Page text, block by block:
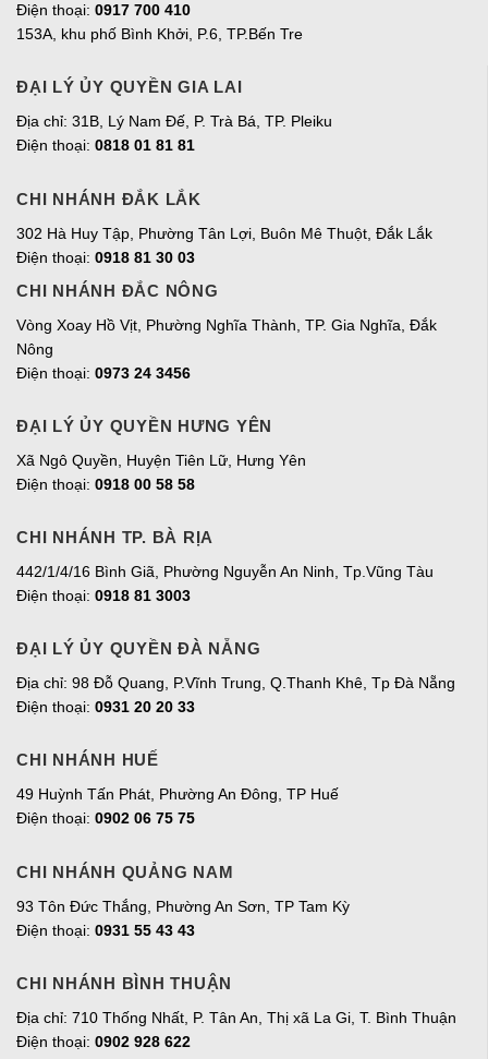
Điện thoại: 0917 700 410
153A, khu phố Bình Khởi, P.6, TP.Bến Tre
ĐẠI LÝ ỦY QUYỀN GIA LAI
Địa chỉ: 31B, Lý Nam Đế, P. Trà Bá, TP. Pleiku
Điện thoại: 0818 01 81 81
CHI NHÁNH ĐẮK LẮK
302 Hà Huy Tập, Phường Tân Lợi, Buôn Mê Thuột, Đắk Lắk
Điện thoại: 0918 81 30 03
CHI NHÁNH ĐẮC NÔNG
Vòng Xoay Hồ Vịt, Phường Nghĩa Thành, TP. Gia Nghĩa, Đắk
Nông
Điện thoại: 0973 24 3456
ĐẠI LÝ ỦY QUYỀN HƯNG YÊN
Xã Ngô Quyền, Huyện Tiên Lữ, Hưng Yên
Điện thoại: 0918 00 58 58
CHI NHÁNH TP. BÀ RỊA
442/1/4/16 Bình Giã, Phường Nguyễn An Ninh, Tp.Vũng Tàu
Điện thoại: 0918 81 3003
ĐẠI LÝ ỦY QUYỀN ĐÀ NẴNG
Địa chỉ: 98 Đỗ Quang, P.Vĩnh Trung, Q.Thanh Khê, Tp Đà Nẵng
Điện thoại: 0931 20 20 33
CHI NHÁNH HUẾ
49 Huỳnh Tấn Phát, Phường An Đông, TP Huế
Điện thoại: 0902 06 75 75
CHI NHÁNH QUẢNG NAM
93 Tôn Đức Thắng, Phường An Sơn, TP Tam Kỳ
Điện thoại: 0931 55 43 43
CHI NHÁNH BÌNH THUẬN
Địa chỉ: 710 Thống Nhất, P. Tân An, Thị xã La Gi, T. Bình Thuận
Điện thoại: 0902 928 622